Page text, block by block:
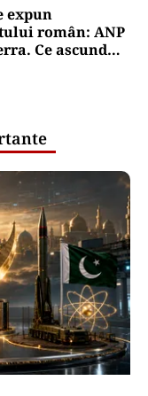
expun
român: ANP
Ce ascund